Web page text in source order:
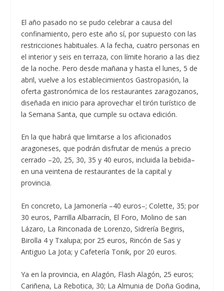
El año pasado no se pudo celebrar a causa del
confinamiento, pero este año sí, por supuesto con las
restricciones habituales. A la fecha, cuatro personas en
el interior y seis en terraza, con límite horario a las diez
de la noche. Pero desde mañana y hasta el lunes, 5 de
abril, vuelve a los establecimientos Gastropasión, la
oferta gastronómica de los restaurantes zaragozanos,
diseñada en inicio para aprovechar el tirón turístico de
la Semana Santa, que cumple su octava edición.
En la que habrá que limitarse a los aficionados
aragoneses, que podrán disfrutar de menús a precio
cerrado –20, 25, 30, 35 y 40 euros, incluida la bebida–
en una veintena de restaurantes de la capital y
provincia.
En concreto, La Jamonería –40 euros–; Colette, 35; por
30 euros, Parrilla Albarracín, El Foro, Molino de san
Lázaro, La Rinconada de Lorenzo, Sidrería Begiris,
Birolla 4 y Txalupa; por 25 euros, Rincón de Sas y
Antiguo La Jota; y Cafetería Tonik, por 20 euros.
Ya en la provincia, en Alagón, Flash Alagón, 25 euros;
Cariñena, La Rebotica, 30; La Almunia de Doña Godina,